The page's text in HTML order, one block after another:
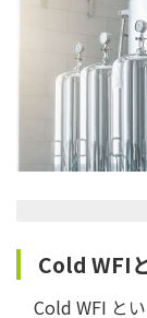
Cold WFI
Cold WFI と